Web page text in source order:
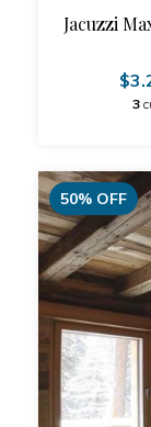
Jacuzzi
3
50% OFF